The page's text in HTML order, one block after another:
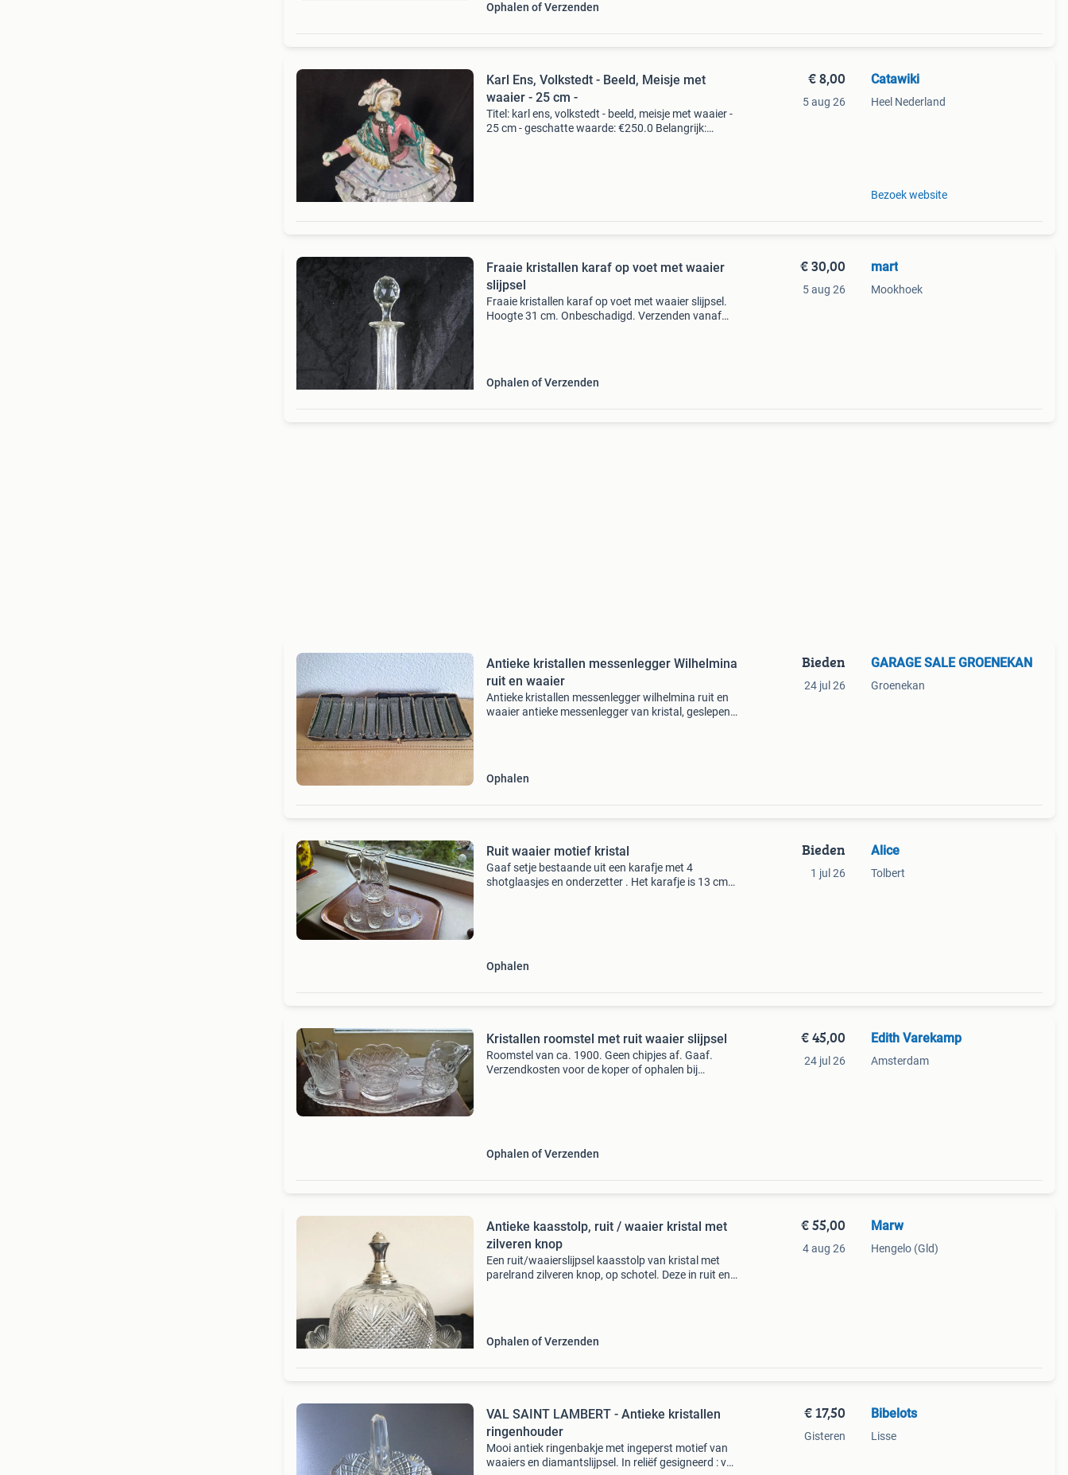
Ophalen of Verzenden
Karl Ens, Volkstedt - Beeld, Meisje met
waaier - 25 cm -
Titel: karl ens, volkstedt - beeld, meisje met waaier -
25 cm - geschatte waarde: €250.0 Belangrijk:
€ 8,00
5 aug 26
Catawiki
Heel Nederland
Bezoek website
Fraaie kristallen karaf op voet met waaier
slijpsel
Fraaie kristallen karaf op voet met waaier slijpsel.
Hoogte 31 cm. Onbeschadigd. Verzenden vanaf
Ophalen of Verzenden
€ 30,00
5 aug 26
mart
Mookhoek
Antieke kristallen messenlegger Wilhelmina
ruit en waaier
Antieke kristallen messenlegger wilhelmina ruit en
waaier antieke messenlegger van kristal, geslepen
Ophalen
Bieden
24 jul 26
GARAGE SALE GROENEKAN
Groenekan
Ruit waaier motief kristal
Gaaf setje bestaande uit een karafje met 4
shotglaasjes en onderzetter . Het karafje is 13 cm
Ophalen
Bieden
1 jul 26
Alice
Tolbert
Kristallen roomstel met ruit waaier slijpsel
Roomstel van ca. 1900. Geen chipjes af. Gaaf.
Verzendkosten voor de koper of ophalen bij
Ophalen of Verzenden
€ 45,00
24 jul 26
Edith Varekamp
Amsterdam
Antieke kaasstolp, ruit / waaier kristal met
zilveren knop
Een ruit/waaierslijpsel kaasstolp van kristal met
parelrand zilveren knop, op schotel. Deze in ruit en
Ophalen of Verzenden
€ 55,00
4 aug 26
Marw
Hengelo (Gld)
VAL SAINT LAMBERT - Antieke kristallen
ringenhouder
Mooi antiek ringenbakje met ingeperst motief van
waaiers en diamantslijpsel. In reliëf gesigneerd : val
€ 17,50
Gisteren
Bibelots
Lisse